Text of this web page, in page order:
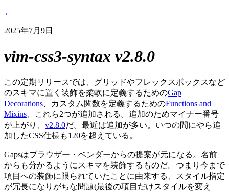
←
2025年7月9日
vim-css3-syntax v2.8.0
この定期リリースでは、グリッドやフレックスボックスなど
のスキマに置く装飾を柔軟に定義するためのGap
Decorations 、カスタム関数を定義するためのFunctions and
Mixins 、これら2つが追加される。追加のためマイナー番号
が上がり、 v2.8.0だ。最近は追加が多い。いつの間にやら追
加したCSS仕様も120を超えている。
Gapsはブラウザー・ベンダーからの提案が元になる。名前
からも分かるようにスキマを装飾するものだ。つまり今まで
項目への装飾に限られていたことに由来する、スタイル指定
が冗長になりがちな問題(最後の項目だけスタイルを変え